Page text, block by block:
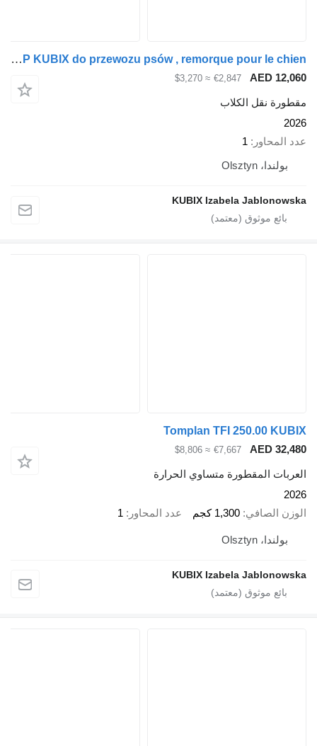
Tomplan Tom Dog 2 SP KUBIX do przewozu psów , remorque pour le chien
AED 12,060
€2,847
≈ $3,270
مقطورة نقل الكلاب
2026
عدد المحاور
1
بولندا، Olsztyn
KUBIX Izabela Jablonowska
Tomplan TFI 250.00 KUBIX
AED 32,480
€7,667
≈ $8,806
العربات المقطورة متساوي الحرارة
2026
الوزن الصافي 1,300 كجم عدد المحاور 1
بولندا، Olsztyn
KUBIX Izabela Jablonowska